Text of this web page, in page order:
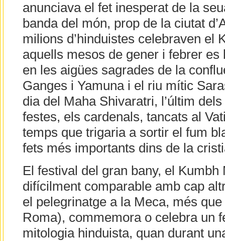
anunciava el fet inesperat de la
banda del món, prop de la ciutat
milions d’hinduistes celebraven el
aquells mesos de gener i febrer
en les aigües sagrades de la
Ganges i Yamuna i el riu mític
dia del Maha Shivaratri, l’últim
festes, els cardenals, tancats al
temps que trigaria a sortir el fum
fets més importants dins de la
El festival del gran bany, el Kumbh
difícilment comparable amb cap
el pelegrinatge a la Meca, més
Roma), commemora o celebra un
mitologia hinduista, quan durant